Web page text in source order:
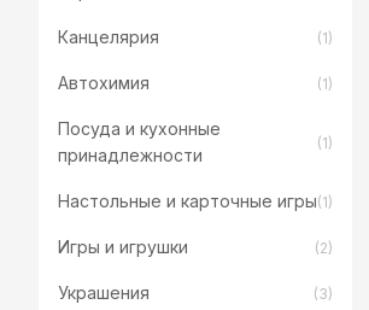
Канцелярия (1)
Автохимия (1)
Посуда и кухонные
принадлежности
(1)
Настольные и карточные игры(1)
Игры и игрушки (2)
Украшения (3)